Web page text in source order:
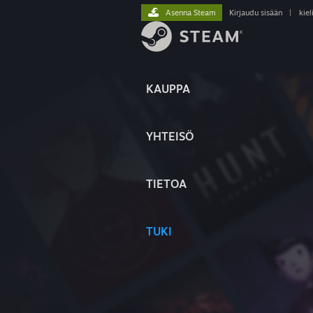
KAUPPA
YHTEISÖ
TIETOA
TUKI
Asenna Steam Kirjaudu sisään kieli